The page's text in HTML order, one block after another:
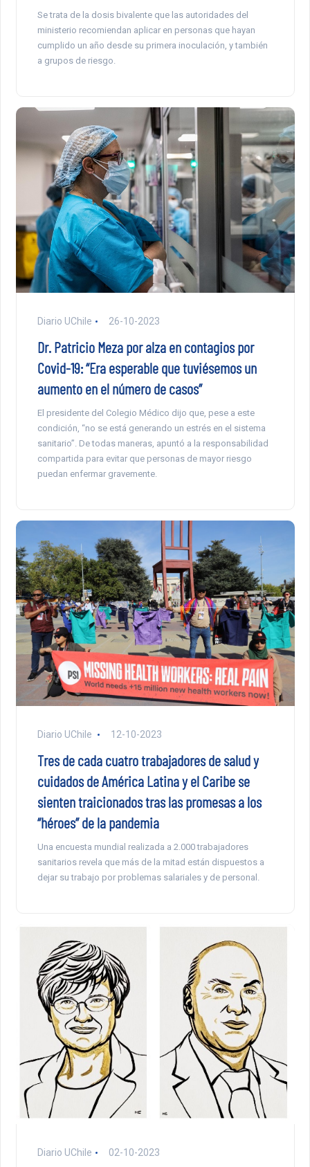
Se trata de la dosis bivalente que las autoridades del
ministerio recomiendan aplicar en personas que hayan
cumplido un año desde su primera inoculación, y también
a grupos de riesgo.
Diario UChile 26-10-2023
Dr. Patricio Meza por alza en contagios por
Covid-19: “Era esperable que tuviésemos un
aumento en el número de casos”
El presidente del Colegio Médico dijo que, pese a este
condición, “no se está generando un estrés en el sistema
sanitario”. De todas maneras, apuntó a la responsabilidad
compartida para evitar que personas de mayor riesgo
puedan enfermar gravemente.
Diario UChile 12-10-2023
Tres de cada cuatro trabajadores de salud y
cuidados de América Latina y el Caribe se
sienten traicionados tras las promesas a los
“héroes” de la pandemia
Una encuesta mundial realizada a 2.000 trabajadores
sanitarios revela que más de la mitad están dispuestos a
dejar su trabajo por problemas salariales y de personal.
Diario UChile 02-10-2023